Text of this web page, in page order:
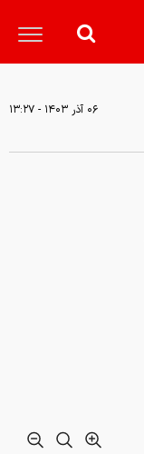
۰۶ آذر ۱۴۰۳ - ۱۳:۲۷